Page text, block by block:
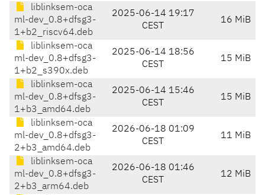
liblinksem-oca
ml-dev_0.8+dfsg3-
1+b2_riscv64.deb
2025-06-14 19:17
CEST
16 MiB
liblinksem-oca
ml-dev_0.8+dfsg3-
1+b2_s390x.deb
2025-06-14 18:56
CEST
15 MiB
liblinksem-oca
ml-dev_0.8+dfsg3-
1+b3_amd64.deb
2025-06-14 15:46
CEST
15 MiB
liblinksem-oca
ml-dev_0.8+dfsg3-
2+b3_amd64.deb
2026-06-18 01:09
CEST
11 MiB
liblinksem-oca
ml-dev_0.8+dfsg3-
2+b3_arm64.deb
2026-06-18 01:46
CEST
12 MiB